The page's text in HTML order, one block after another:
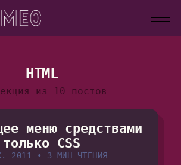
HTML
из 10 постов
меню средствами
только CSS
2011 • 3 МИН ЧТЕНИЯ